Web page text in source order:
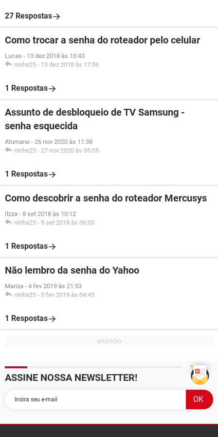
27 Respostas
Como trocar a senha do roteador pelo celular
Lucas - 13 dez 2018 às 10:43
ninha25 - 13 dez 2018 às 17:36
1 Respostas
Assunto de desbloqueio de TV Samsung -
senha esquecida
Atumane - 26 nov 2020 às 11:38
ninha25 - 27 nov 2020 às 05:05
1 Respostas
Como descobrir a senha do roteador Mercusys
Ilzza - 8 set 2018 às 10:12
ninha25 - 9 set 2018 às 06:00
1 Respostas
Não lembro da senha do Yahoo
Mariza - 4 fev 2019 às 21:53
ninha25 - 5 fev 2019 às 04:45
1 Respostas
ASSINE NOSSA NEWSLETTER!